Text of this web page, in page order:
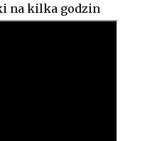
na kilka godzin